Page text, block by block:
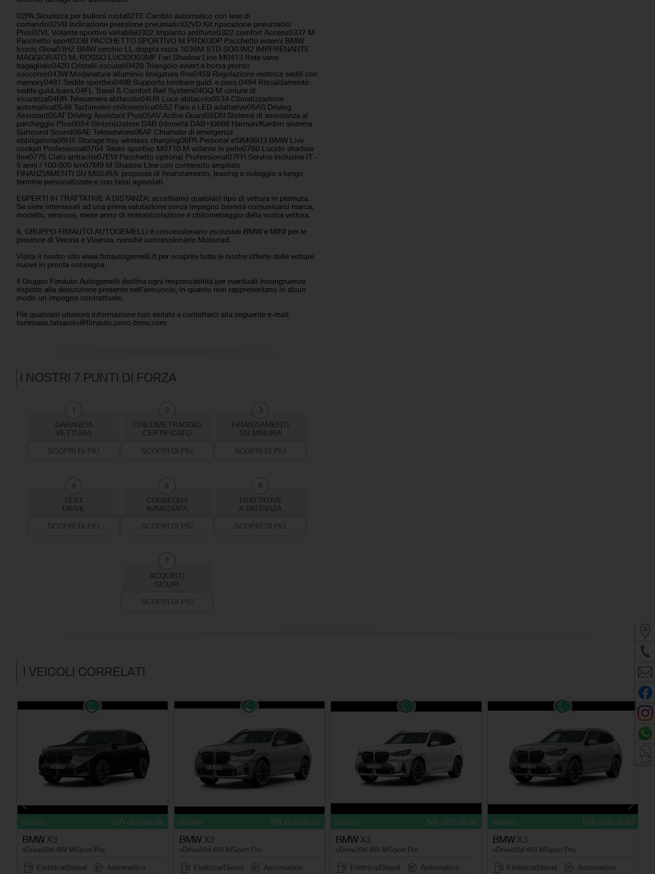
Sedili riscaldati
Sedili sportivi
Sensore di luce
Sensore di pioggia
Sensori di parcheggio anteriori
Sensori di parcheggio posteriori
Servosterzo
Sistema di avviso di distanza
Sistema di chiamata d'emergenza
Sistema di navigazione
Sistema di riconoscimento della stanchezza Sospensioni sportive
Specchietti laterali elettrici
Specchietto retrovisore con funzione
antiabbagliamento
Supporto lombare
Telecamera per parcheggio assistito
Touch screen
Trazione integrale
Vetri oscurati
Volante in pelle
Volante multifunzione
Volante riscaldabile
02PA Sicurezza per bulloni ruota02TE Cambio automatico con leve di
comando02VB Indicazione pressione pneumatici02VD Kit riparazione pneumatici
Plus02VL Volante sportivo variabile0302 Impianto antifurto0322 comfort Access0337 M
Pacchetto sport033B PACCHETTO SPORTIVO M PRO03DP Pacchetto esterni BMW
Iconic Glow03HZ BMW cerchio LL doppia razza 1036M STD SO03M2 IMP.FRENANTE
MAGGIORATO M, ROSSO LUCIDO03MF Fari Shadow Line M0413 Rete vano
bagagliaio0420 Cristalli oscurati0428 Triangolo avvert.e borsa pronto
soccorso043W Modanatura alluminio levigatura fine0459 Regolazione elettrica sedili con
memory0481 Sedile sportivo0488 Supporto lombare guid. e pass.0494 Riscaldamento
sedile guid./pass.04FL Travel & Comfort Rail System04GQ M cinture di
sicurezza04NR Telecamera abitacolo04UR Luce abitacolo0534 Climatizzazione
automatica0548 Tachimetro chilometrico0552 Faro a LED adattativo05AS Driving
Assistant05AT Driving Assistant Plus05AV Active Guard05DN Sistema di assistenza al
parcheggio Plus0654 Sintonizzatore DAB (idoneità DAB+)0688 Harman/Kardon sistema
Surround Sound06AE Teleservices06AF Chiamata di emergenza
obbligatoria06NX Storage tray wireless charging06PA Personal eSIM06U3 BMW Live
cockpit Professional0704 Telaio sportivo M0710 M volante in pelle0760 Lucido shadow
line0775 Cielo antracite07EW Pacchetto optional Professional07FH Service Inclusive IT -
5 anni / 100.000 km07M9 M Shadow Line con contenuto ampliato
FINANZIAMENTI SU MISURA: proposte di finanziamento, leasing o noleggio a lungo
termine personalizzate e con tassi agevolati.
ESPERTI IN TRATTATIVE A DISTANZA: accettiamo qualsiasi tipo di vettura in permuta.
Se siete interessati ad una prima valutazione senza impegno basterà comunicarci marca,
modello, versione, mese anno di immatricolazione e chilometraggio della vostra vettura.
IL GRUPPO FIMAUTO AUTOGEMELLI è concessionario esclusivo BMW e MINI per le
province di Verona e Vicenza, nonché concessionario Motorrad.
Visita il nostro sito www.fimautogemelli.it per scoprire tutte le nostre offerte delle vetture
nuove in pronta consegna.
Il Gruppo Fimauto Autogemelli declina ogni responsabilità per eventuali incongruenze
rispetto alla descrizione presente nell'annuncio, in quanto non rappresentano in alcun
modo un impegno contrattuale.
Per qualsiasi ulteriore informazione non esitate a contattarci alla seguente e-mail:
tommaso.falsarolo@fimauto.conc-bmw.com
I NOSTRI 7 PUNTI DI FORZA
1
GARANZIA
VETTURA
SCOPRI DI PIÙ
2
CHILOMETRAGGIO
CERTIFICATO
SCOPRI DI PIÙ
3
FINANZIAMENTI
SU MISURA
SCOPRI DI PIÙ
4
TEST
DRIVE
SCOPRI DI PIÙ
5
CONSEGNA
IMMEDIATA
SCOPRI DI PIÙ
6
TRATTATIVE
A DISTANZA
SCOPRI DI PIÙ
7
ACQUISTI
SICURI
SCOPRI DI PIÙ
I VEICOLI CORRELATI
nuovo
IVA detraibile
BMWX3
xDrive20d 48V MSport Pro
Elettrica/Diesel Automatico
nuovo
IVA detraibile
BMWX3
xDrive20d 48V MSport Pro
Elettrica/Diesel Automatico
nuovo
IVA detraibile
BMW X3
xDrive20d 48V MSport Pro
Elettrica/Diesel Automatico
nuovo
IVA detraibile
BMWX3
xDrive20d 48V MSport Pro
Elettrica/Diesel Automatico